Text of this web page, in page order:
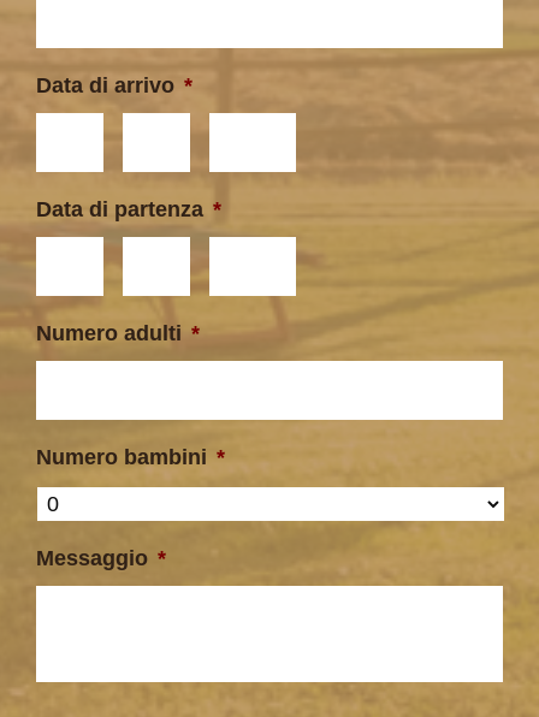
Data di arrivo *
Data di partenza *
Numero adulti *
Numero bambini *
Messaggio *